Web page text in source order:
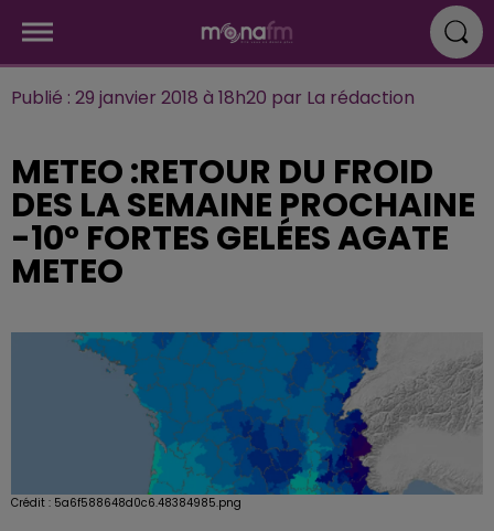
Publié : 29 janvier 2018 à 18h20 par La rédaction
METEO :RETOUR DU FROID
DES LA SEMAINE PROCHAINE
-10° FORTES GELÉES AGATE
METEO
Crédit : 5a6f588648d0c6.48384985.png